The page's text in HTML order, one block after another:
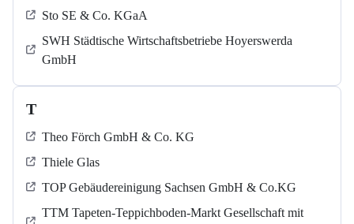
Sto SE & Co. KGaA
SWH Städtische Wirtschaftsbetriebe Hoyerswerda
GmbH
T
Theo Förch GmbH & Co. KG
Thiele Glas
TOP Gebäudereinigung Sachsen GmbH & Co.KG
TTM Tapeten-Teppichboden-Markt Gesellschaft mit